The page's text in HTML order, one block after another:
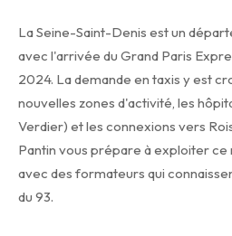
La Seine-Saint-Denis est un
avec l'arrivée du Grand Paris
2024. La demande en taxis y est
nouvelles zones d'activité, les
Verdier) et les connexions vers
Pantin vous prépare à exploiter
avec des formateurs qui
du 93.